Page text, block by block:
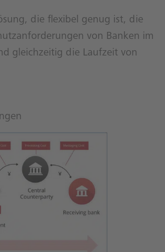
die flexibel genug ist, die
von Banken im
gleichzeitig die Laufzeit von